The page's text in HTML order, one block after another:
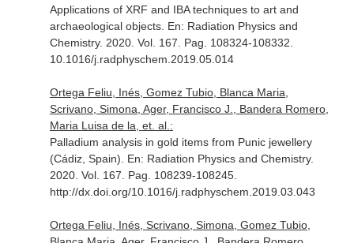
Applications of XRF and IBA techniques to art and
archaeological objects. En: Radiation Physics and
Chemistry. 2020. Vol. 167. Pag. 108324-108332.
10.1016/j.radphyschem.2019.05.014
Ortega Feliu, Inés, Gomez Tubio, Blanca Maria,
Scrivano, Simona, Ager, Francisco J., Bandera Romero,
Maria Luisa de la, et. al.:
Palladium analysis in gold items from Punic jewellery
(Cádiz, Spain). En: Radiation Physics and Chemistry.
2020. Vol. 167. Pag. 108239-108245.
http://dx.doi.org/10.1016/j.radphyschem.2019.03.043
Ortega Feliu, Inés, Scrivano, Simona, Gomez Tubio,